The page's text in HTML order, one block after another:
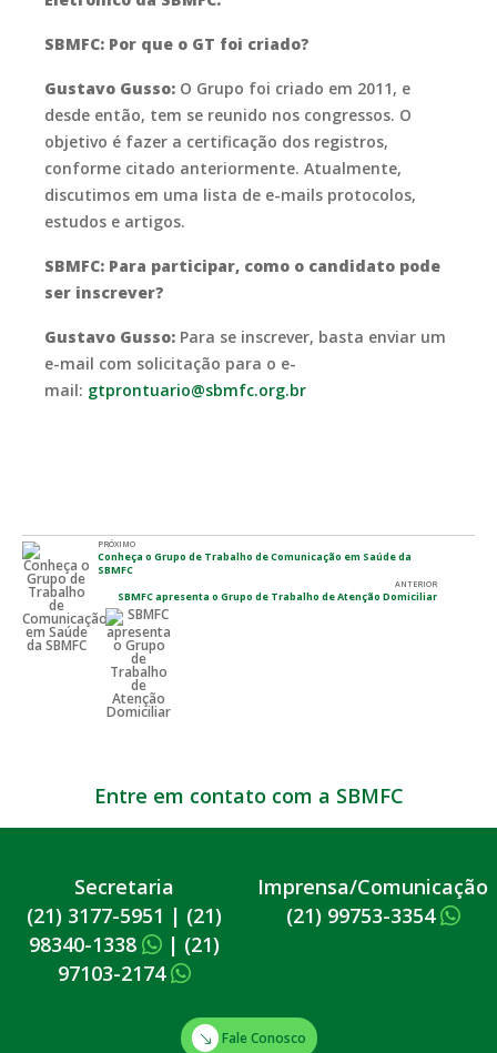
SBMFC: Por que o GT foi criado?
Gustavo Gusso: O Grupo foi criado em 2011, e
desde então, tem se reunido nos congressos. O
objetivo é fazer a certificação dos registros,
conforme citado anteriormente. Atualmente,
discutimos em uma lista de e-mails protocolos,
estudos e artigos.
SBMFC: Para participar, como o candidato pode
ser inscrever?
Gustavo Gusso: Para se inscrever, basta enviar um
e-mail com solicitação para o e-
mail: gtprontuario@sbmfc.org.br
PRÓXIMO
Conheça o Grupo de Trabalho de Comunicação em Saúde da
SBMFC
ANTERIOR
SBMFC apresenta o Grupo de Trabalho de Atenção Domiciliar
Entre em contato com a SBMFC
Secretaria
(21) 3177-5951 | (21)
98340-1338
| (21)
97103-2174
Imprensa/Comunicação
(21) 99753-3354
Fale Conosco